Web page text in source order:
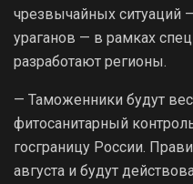
чрезвычайных ситуаций
ураганов — в рамках
разработают регионы.
— Таможенники будут
фитосанитарный
госграницу России.
августа и будут